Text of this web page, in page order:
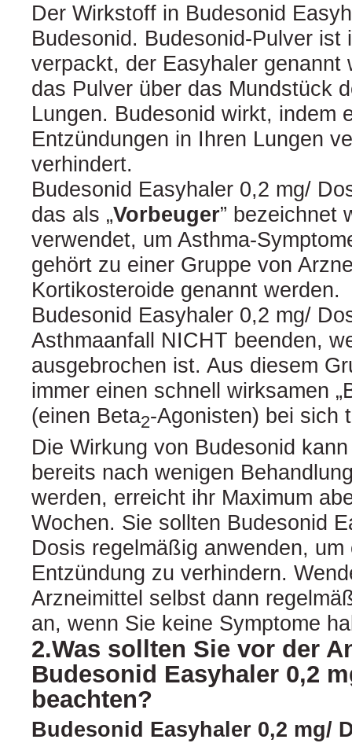
Der Wirkstoff in Budesonid
Budesonid. Budesonid-Pulver ist
verpackt, der Easyhaler genannt
das Pulver über das Mundstück
Lungen. Budesonid wirkt, indem
Entzündungen in Ihren Lungen
verhindert.
Budesonid Easyhaler 0,2 mg/
das als „Vorbeuger” bezeichnet
verwendet, um Asthma-
gehört zu einer Gruppe von
Kortikosteroide genannt werden.
Budesonid Easyhaler 0,2 mg/
Asthmaanfall NICHT beenden,
ausgebrochen ist. Aus diesem
immer einen schnell wirksamen
(einen Beta2-Agonisten) bei sich
Die Wirkung von Budesonid
bereits nach wenigen
werden, erreicht ihr Maximum
Wochen. Sie sollten Budesonid
Dosis regelmäßig anwenden,
Entzündung zu verhindern.
Arzneimittel selbst dann
an, wenn Sie keine Symptome
2.Was sollten Sie vor der
Budesonid Easyhaler 0,2
beachten?
Budesonid Easyhaler 0,2 mg/